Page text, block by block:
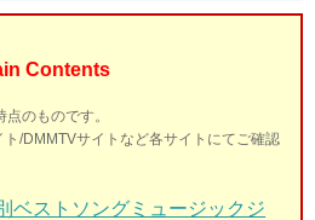
Contents
のものです。
/DMMTVサイトなど各サイトにてご確認
ベストソングミュージックジ